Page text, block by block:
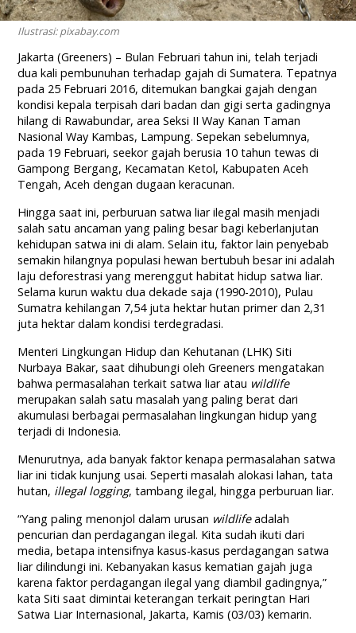
Ilustrasi: pixabay.com
Jakarta (Greeners) – Bulan Februari tahun ini, telah terjadi
dua kali pembunuhan terhadap gajah di Sumatera. Tepatnya
pada 25 Februari 2016, ditemukan bangkai gajah dengan
kondisi kepala terpisah dari badan dan gigi serta gadingnya
hilang di Rawabundar, area Seksi II Way Kanan Taman
Nasional Way Kambas, Lampung. Sepekan sebelumnya,
pada 19 Februari, seekor gajah berusia 10 tahun tewas di
Gampong Bergang, Kecamatan Ketol, Kabupaten Aceh
Tengah, Aceh dengan dugaan keracunan.
Hingga saat ini, perburuan satwa liar ilegal masih menjadi
salah satu ancaman yang paling besar bagi keberlanjutan
kehidupan satwa ini di alam. Selain itu, faktor lain penyebab
semakin hilangnya populasi hewan bertubuh besar ini adalah
laju deforestrasi yang merenggut habitat hidup satwa liar.
Selama kurun waktu dua dekade saja (1990-2010), Pulau
Sumatra kehilangan 7,54 juta hektar hutan primer dan 2,31
juta hektar dalam kondisi terdegradasi.
Menteri Lingkungan Hidup dan Kehutanan (LHK) Siti
Nurbaya Bakar, saat dihubungi oleh Greeners mengatakan
bahwa permasalahan terkait satwa liar atau wildlife
merupakan salah satu masalah yang paling berat dari
akumulasi berbagai permasalahan lingkungan hidup yang
terjadi di Indonesia.
Menurutnya, ada banyak faktor kenapa permasalahan satwa
liar ini tidak kunjung usai. Seperti masalah alokasi lahan, tata
hutan, illegal logging, tambang ilegal, hingga perburuan liar.
“Yang paling menonjol dalam urusan wildlifeadalah
pencurian dan perdagangan ilegal. Kita sudah ikuti dari
media, betapa intensifnya kasus-kasus perdagangan satwa
liar dilindungi ini. Kebanyakan kasus kematian gajah juga
karena faktor perdagangan ilegal yang diambil gadingnya,”
kata Siti saat dimintai keterangan terkait peringtan Hari
Satwa Liar Internasional, Jakarta, Kamis (03/03) kemarin.